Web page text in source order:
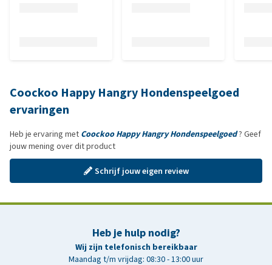
Coockoo Happy Hangry Hondenspeelgoed
ervaringen
Heb je ervaring met Coockoo Happy Hangry Hondenspeelgoed? Geef
jouw mening over dit product
Schrijf jouw eigen review
Heb je hulp nodig?
Wij zijn telefonisch bereikbaar
Maandag t/m vrijdag: 08:30 - 13:00 uur